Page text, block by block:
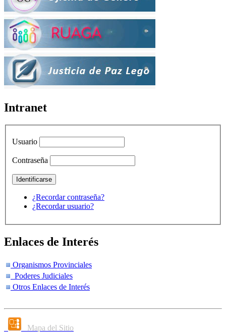
Intranet
Usuario
Contraseña
¿Recordar contraseña?
¿Recordar usuario?
Enlaces de Interés
Organismos Provinciales
Poderes Judiciales
Otros Enlaces de Interés
Mapa del Sitio